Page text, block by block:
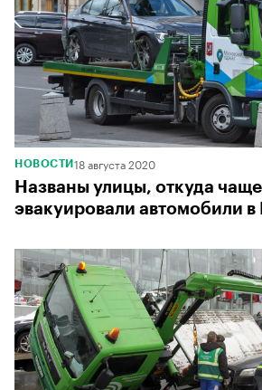
НОВОСТИ 18 августа 2020
Названы улицы, откуда чаще
эвакуировали автомобили